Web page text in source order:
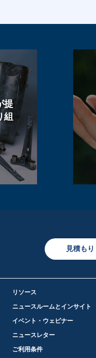
提
組
見積もり
リソース
ニュースルームとインサイト
イベント・ウェビナー
ニュースレター
ご利用条件